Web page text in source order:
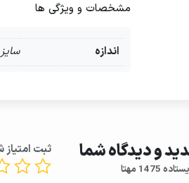
مشخصات و ویژگی ها
اندازه سایز 3, سایز 4,
و دیدگاه شما
مهتا
ثبت امتیاز